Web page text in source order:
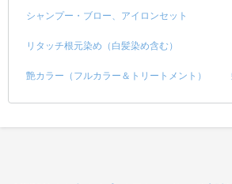
シャンプー・ブロー、アイロンセット
リタッチ根元染め（白髪染め含む）
艶カラー（フルカラー＆トリートメント）